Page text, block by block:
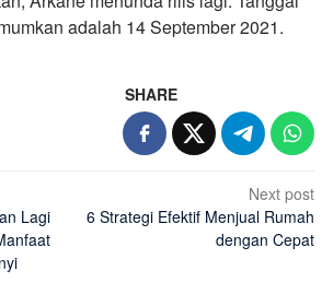
adalah 14 September 2021.
SHARE
Lagi
Next post
6 Strategi Efektif Menjual Rumah
dengan Cepat